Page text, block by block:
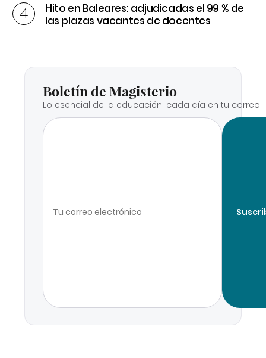
Hito en Baleares: adjudicadas el 99 % de
las plazas vacantes de docentes
Boletín de Magisterio
Lo esencial de la educación, cada día en tu correo.